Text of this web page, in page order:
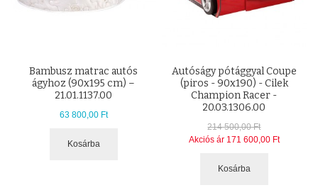
Bambusz matrac autós
ágyhoz (90x195 cm) –
21.01.1137.00
63 800,00 Ft
Kosárba
Autóságy pótággyal Coupe
(piros - 90x190) - Cilek
Champion Racer -
20.03.1306.00
214 500,00 Ft
Akciós ár 171 600,00 Ft
Kosárba